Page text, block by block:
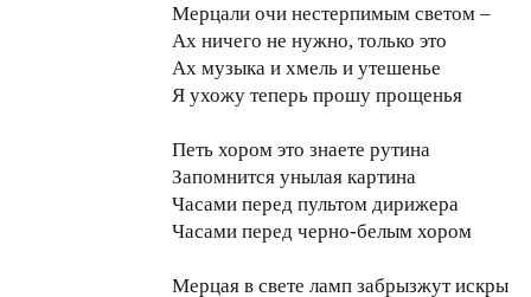
Мерцали очи нестерпимым светом –
Ах ничего не нужно, только это
Ах музыка и хмель и утешенье
Я ухожу теперь прошу прощенья
Петь хором это знаете рутина
Запомнится унылая картина
Часами перед пультом дирижера
Часами перед черно-белым хором
Мерцая в свете ламп забрызжут искры